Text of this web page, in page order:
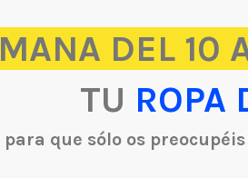
DEL 10
TU ROPA
para que sólo os